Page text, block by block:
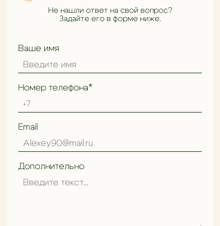
Не нашли ответ на свой вопрос?
Задайте его в форме ниже.
Ваше имя
Номер телефона*
Email
Дополнительно